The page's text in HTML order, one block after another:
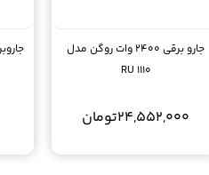
جارو برقی 2400 وات روگن مدل
RU 1110
24,552,000تومان